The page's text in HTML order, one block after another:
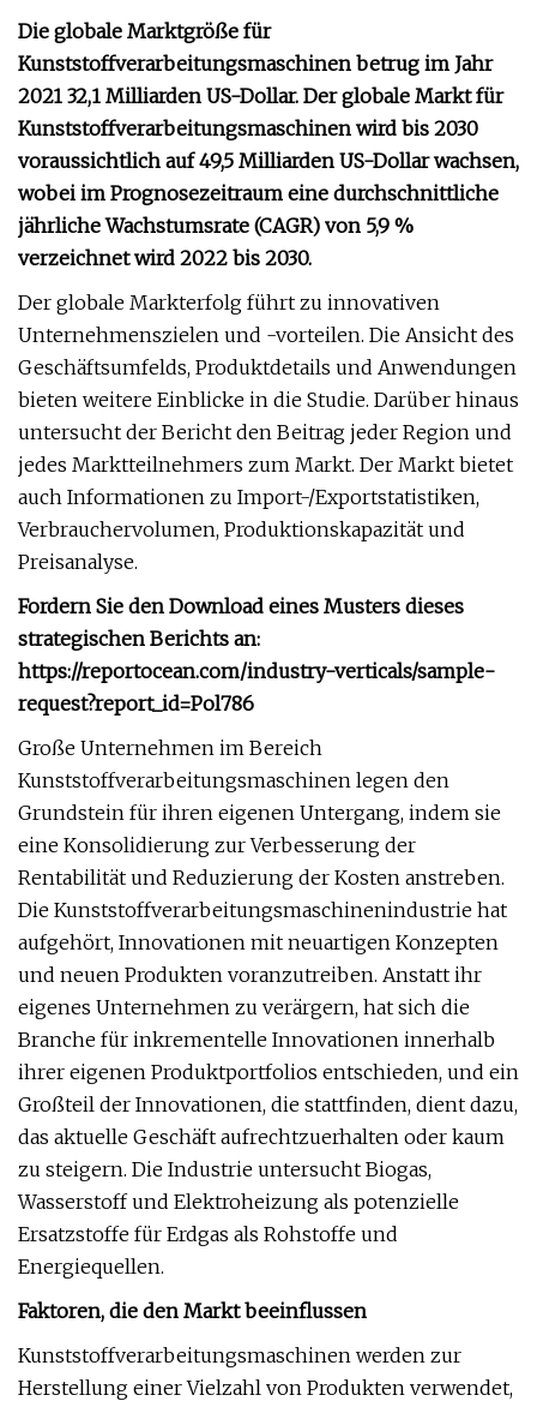
Die globale Marktgröße für
Kunststoffverarbeitungsmaschinen betrug im Jahr
2021 32,1 Milliarden US-Dollar. Der globale Markt für
Kunststoffverarbeitungsmaschinen wird bis 2030
voraussichtlich auf 49,5 Milliarden US-Dollar wachsen,
wobei im Prognosezeitraum eine durchschnittliche
jährliche Wachstumsrate (CAGR) von 5,9 %
verzeichnet wird 2022 bis 2030.
Der globale Markterfolg führt zu innovativen
Unternehmenszielen und -vorteilen. Die Ansicht des
Geschäftsumfelds, Produktdetails und Anwendungen
bieten weitere Einblicke in die Studie. Darüber hinaus
untersucht der Bericht den Beitrag jeder Region und
jedes Marktteilnehmers zum Markt. Der Markt bietet
auch Informationen zu Import-/Exportstatistiken,
Verbrauchervolumen, Produktionskapazität und
Preisanalyse.
Fordern Sie den Download eines Musters dieses
strategischen Berichts an:
https://reportocean.com/industry-verticals/sample-
request?report_id=Pol786
Große Unternehmen im Bereich
Kunststoffverarbeitungsmaschinen legen den
Grundstein für ihren eigenen Untergang, indem sie
eine Konsolidierung zur Verbesserung der
Rentabilität und Reduzierung der Kosten anstreben.
Die Kunststoffverarbeitungsmaschinenindustrie hat
aufgehört, Innovationen mit neuartigen Konzepten
und neuen Produkten voranzutreiben. Anstatt ihr
eigenes Unternehmen zu verärgern, hat sich die
Branche für inkrementelle Innovationen innerhalb
ihrer eigenen Produktportfolios entschieden, und ein
Großteil der Innovationen, die stattfinden, dient dazu,
das aktuelle Geschäft aufrechtzuerhalten oder kaum
zu steigern. Die Industrie untersucht Biogas,
Wasserstoff und Elektroheizung als potenzielle
Ersatzstoffe für Erdgas als Rohstoffe und
Energiequellen.
Faktoren, die den Markt beeinflussen
Kunststoffverarbeitungsmaschinen werden zur
Herstellung einer Vielzahl von Produkten verwendet,